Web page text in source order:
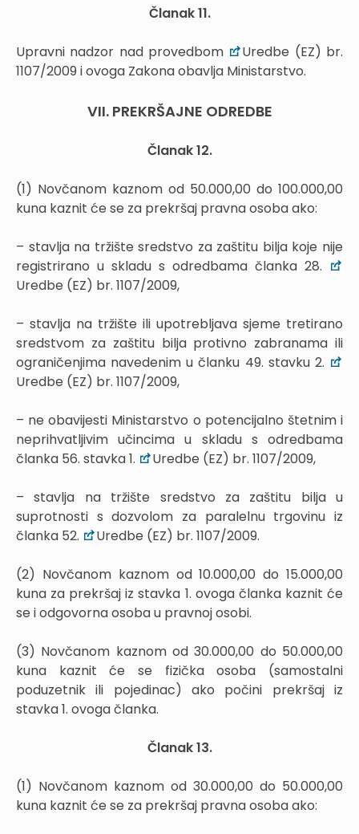
Članak 11.
Upravni nadzor nad provedbom
Uredbe (EZ) br.
1107/2009 i ovoga Zakona obavlja Ministarstvo.
VII. PREKRŠAJNE ODREDBE
Članak 12.
(1) Novčanom kaznom od 50.000,00 do 100.000,00
kuna kaznit će se za prekršaj pravna osoba ako:
– stavlja na tržište sredstvo za zaštitu bilja koje nije
registrirano u skladu s odredbama članka 28.
Uredbe (EZ) br. 1107/2009,
– stavlja na tržište ili upotrebljava sjeme tretirano
sredstvom za zaštitu bilja protivno zabranama ili
ograničenjima navedenim u članku 49. stavku 2.
Uredbe (EZ) br. 1107/2009,
– ne obavijesti Ministarstvo o potencijalno štetnim i
neprihvatljivim učincima u skladu s odredbama
članka 56. stavka 1.
Uredbe (EZ) br. 1107/2009,
– stavlja na tržište sredstvo za zaštitu bilja u
suprotnosti s dozvolom za paralelnu trgovinu iz
članka 52.
Uredbe (EZ) br. 1107/2009.
(2) Novčanom kaznom od 10.000,00 do 15.000,00
kuna za prekršaj iz stavka 1. ovoga članka kaznit će
se i odgovorna osoba u pravnoj osobi.
(3) Novčanom kaznom od 30.000,00 do 50.000,00
kuna kaznit će se fizička osoba (samostalni
poduzetnik ili pojedinac) ako počini prekršaj iz
stavka 1. ovoga članka.
Članak 13.
(1) Novčanom kaznom od 30.000,00 do 50.000,00
kuna kaznit će se za prekršaj pravna osoba ako: